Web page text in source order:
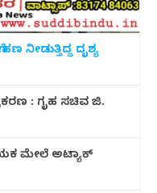
ನೀಡುತ್ತಿದ್ದ ದೃಶ್ಯ
: ಗೃಹ ಸಚಿವ ಜಿ.
ಮೇಲೆ ಅಟ್ಯಾಕ್